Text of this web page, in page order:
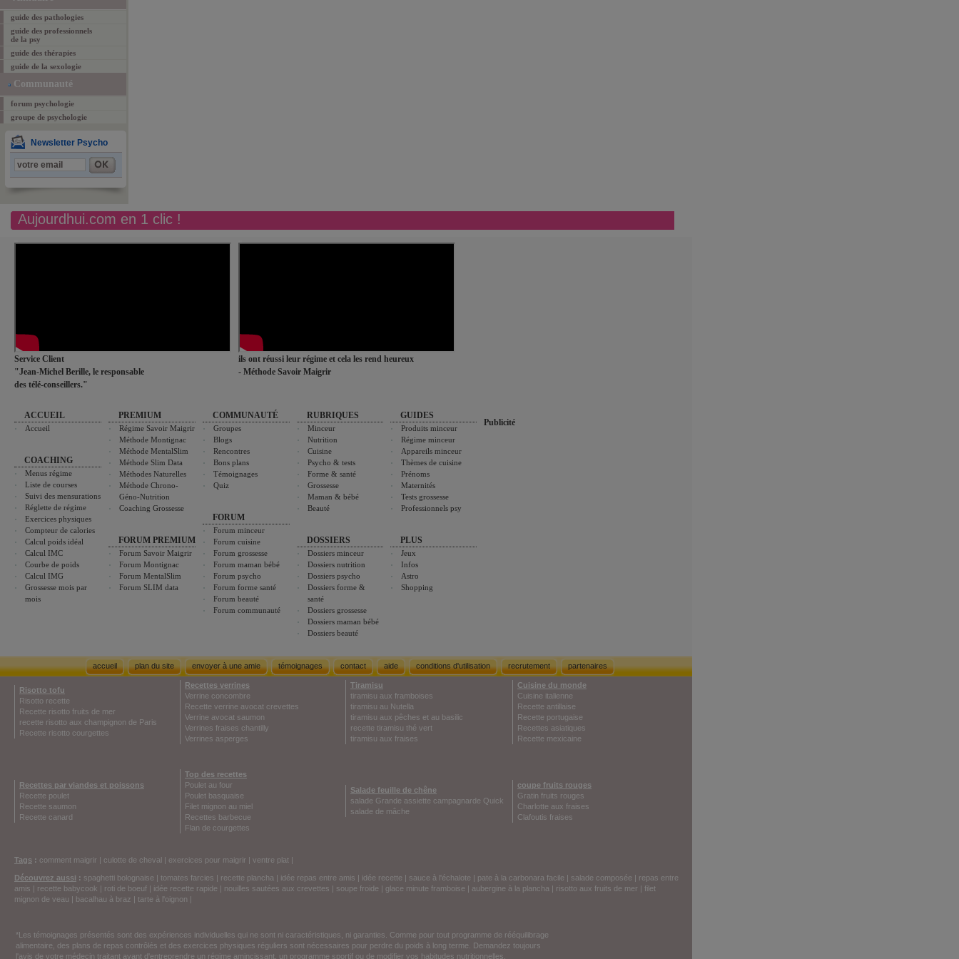
guide des pathologies
guide des professionnels
de la psy
guide des thérapies
guide de la sexologie
Communauté
forum psychologie
groupe de psychologie
Newsletter Psycho
Aujourdhui.com en 1 clic !
Service Client
"Jean-Michel Berille, le responsable
des télé-conseillers."
ils ont réussi leur régime et cela les rend heureux
- Méthode Savoir Maigrir
ACCUEIL
Accueil
COACHING
Menus régime
Liste de courses
Suivi des mensurations
Réglette de régime
Exercices physiques
Compteur de calories
Calcul poids idéal
Calcul IMC
Courbe de poids
Calcul IMG
Grossesse mois par
mois
PREMIUM
Régime Savoir Maigrir
Méthode Montignac
Méthode MentalSlim
Méthode Slim Data
Méthodes Naturelles
Méthode Chrono-
Géno-Nutrition
Coaching Grossesse
FORUM PREMIUM
Forum Savoir Maigrir
Forum Montignac
Forum MentalSlim
Forum SLIM data
COMMUNAUTÉ
Groupes
Blogs
Rencontres
Bons plans
Témoignages
Quiz
FORUM
Forum minceur
Forum cuisine
Forum grossesse
Forum maman bébé
Forum psycho
Forum forme santé
Forum beauté
Forum communauté
RUBRIQUES
Minceur
Nutrition
Cuisine
Psycho & tests
Forme & santé
Grossesse
Maman & bébé
Beauté
DOSSIERS
Dossiers minceur
Dossiers nutrition
Dossiers psycho
Dossiers forme &
santé
Dossiers grossesse
Dossiers maman bébé
Dossiers beauté
GUIDES
Produits minceur
Régime minceur
Appareils minceur
Thèmes de cuisine
Prénoms
Maternités
Tests grossesse
Professionnels psy
PLUS
Jeux
Infos
Astro
Shopping
Publicité
accueil plan du site envoyer à une amie témoignages contact aide conditions d'utilisation recrutement partenaires
Risotto tofu
Risotto recette
Recette risotto fruits de mer
recette risotto aux champignon de Paris
Recette risotto courgettes
Recettes verrines
Verrine concombre
Recette verrine avocat crevettes
Verrine avocat saumon
Verrines fraises chantilly
Verrines asperges
Tiramisu
tiramisu aux framboises
tiramisu au Nutella
tiramisu aux pêches et au basilic
recette tiramisu thé vert
tiramisu aux fraises
Cuisine du monde
Cuisine italienne
Recette antillaise
Recette portugaise
Recettes asiatiques
Recette mexicaine
Recettes par viandes et poissons
Recette poulet
Recette saumon
Recette canard
Top des recettes
Poulet au four
Poulet basquaise
Filet mignon au miel
Recettes barbecue
Flan de courgettes
Salade feuille de chêne
salade Grande assiette campagnarde Quick
salade de mâche
coupe fruits rouges
Gratin fruits rouges
Charlotte aux fraises
Clafoutis fraises
Tags : comment maigrir | culotte de cheval | exercices pour maigrir | ventre plat |
Découvrez aussi : spaghetti bolognaise | tomates farcies | recette plancha | idée repas entre amis | idée recette | sauce à l'échalote | pate à la carbonara facile | salade composée | repas entre
amis | recette babycook | roti de boeuf | idée recette rapide | nouilles sautées aux crevettes | soupe froide | glace minute framboise | aubergine à la plancha | risotto aux fruits de mer | filet
mignon de veau | bacalhau à braz | tarte à l'oignon |
*Les témoignages présentés sont des expériences individuelles qui ne sont ni caractéristiques, ni garanties. Comme pour tout programme de rééquilibrage
alimentaire, des plans de repas contrôlés et des exercices physiques réguliers sont nécessaires pour perdre du poids à long terme. Demandez toujours
l'avis de votre médecin traitant avant d'entreprendre un régime amincissant, un programme sportif ou de modifier vos habitudes nutritionnelles.